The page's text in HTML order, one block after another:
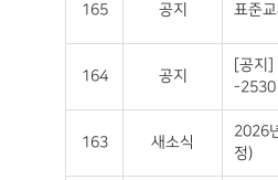
165 공지 표준
164 공지
[공지]
-2530
163 새소식
2026
정)